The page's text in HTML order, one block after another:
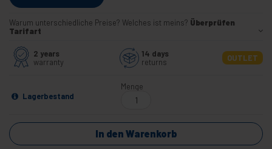
Warum unterschiedliche Preise? Welches ist meins? Überprüfen
Tarifart
2 years
warranty
14 days
returns
OUTLET
Lagerbestand
Menge
In den Warenkorb